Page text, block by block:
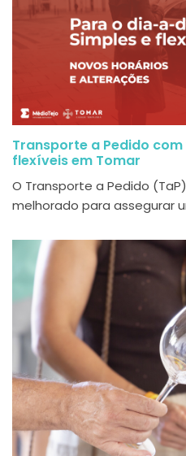
Transporte a Pedido
flexíveis em Tomar
O Transporte a Pedido
melhorado para assegurar